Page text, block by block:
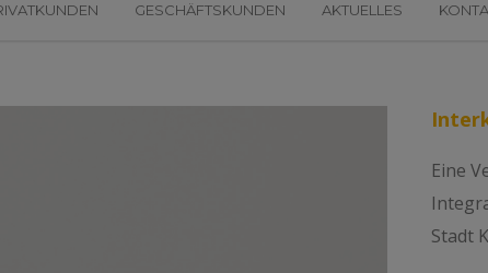
GESCHÄFTSKUNDEN AKTUELLES
Eine
Stadt